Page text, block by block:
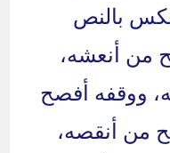
بالنص
من أنعشه،
ووقفه أفصح
من أنقصه،